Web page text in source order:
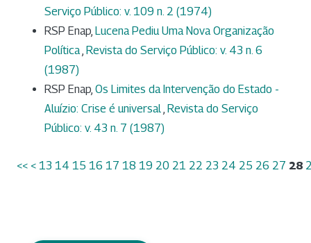
Serviço Público: v. 109 n. 2 (1974)
RSP Enap, Lucena Pediu Uma Nova Organização
Política, Revista do Serviço Público: v. 43 n. 6
(1987)
RSP Enap, Os Limites da Intervenção do Estado -
Aluízio: Crise é universal, Revista do Serviço
Público: v. 43 n. 7 (1987)
<< < 13 14 15 16 17 18 19 20 21 22 23 24 25 26 27 28